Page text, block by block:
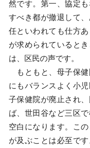
然です。第一、協定
すべき都が撤退して
任といわれても仕方
が求められていると
は、区民の声です。
もともと、母子保健
にもバランスよく小
子保健院が廃止され
ば、世田谷など三区
空白になります。こ
が及ぶことは必至で